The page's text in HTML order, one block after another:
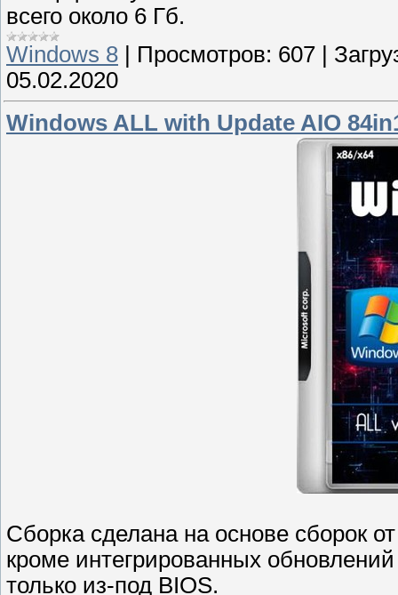
всего около 6 Гб.
Windows 8
Просмотров: 607
05.02.2020
Windows ALL with Update AIO
Сборка сделана на основе сборок
кроме интегрированных
только из-под BIOS.